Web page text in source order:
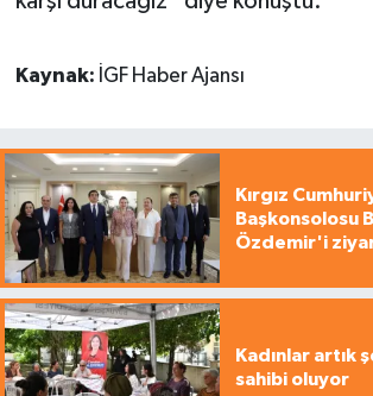
Kaynak: İGF Haber Ajansı
Kırgız
Başkonsolosu
Özdemir'i
Kadınlar artık
sahibi oluyor